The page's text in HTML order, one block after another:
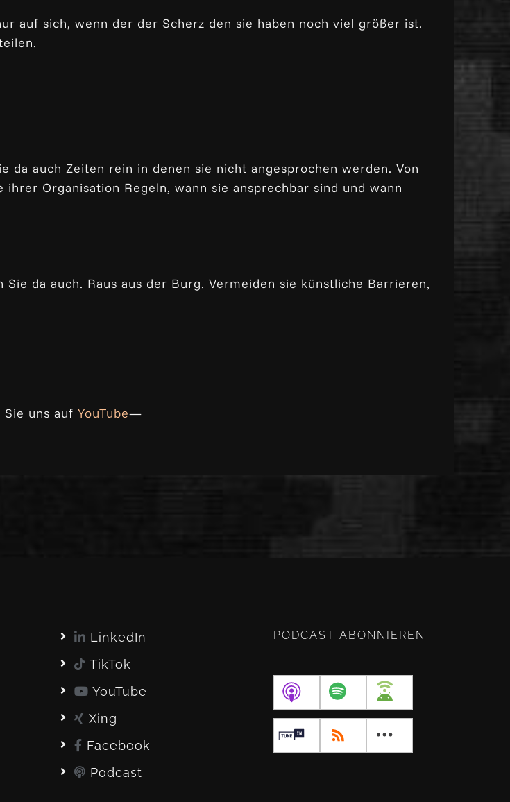
auf sich, wenn der der Scherz den sie haben noch viel größer ist.
da auch Zeiten rein in denen sie nicht angesprochen werden. Von
Organisation Regeln, wann sie ansprechbar sind und wann
da auch. Raus aus der Burg. Vermeiden sie künstliche Barrieren,
uns auf YouTube—
LinkedIn
TikTok
YouTube
Xing
Facebook
Podcast
PODCAST ABONNIEREN